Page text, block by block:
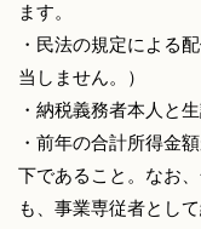
ます。
・民法の規定による
当しません。）
・納税義務者本人と
・前年の合計所得金
下であること。なお
も、事業専従者とし